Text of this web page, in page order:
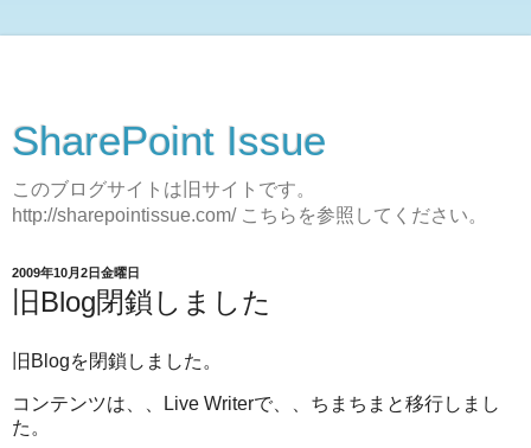
SharePoint Issue
このブログサイトは旧サイトです。
http://sharepointissue.com/ こちらを参照してください。
2009年10月2日金曜日
旧Blog閉鎖しました
旧Blogを閉鎖しました。
コンテンツは、、Live Writerで、、ちまちまと移行しまし
た。